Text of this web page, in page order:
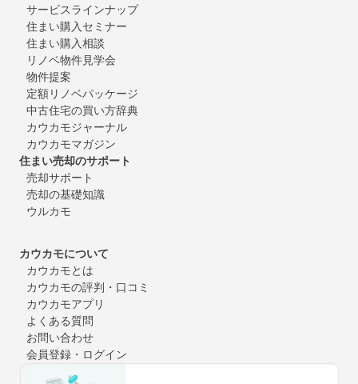
サービスラインナップ
住まい購入セミナー
住まい購入相談
リノベ物件見学会
物件提案
定額リノベパッケージ
中古住宅の買い方辞典
カウカモジャーナル
カウカモマガジン
住まい売却のサポート
売却サポート
売却の基礎知識
ウルカモ
カウカモについて
カウカモとは
カウカモの評判・口コミ
カウカモアプリ
よくある質問
お問い合わせ
会員登録・ログイン